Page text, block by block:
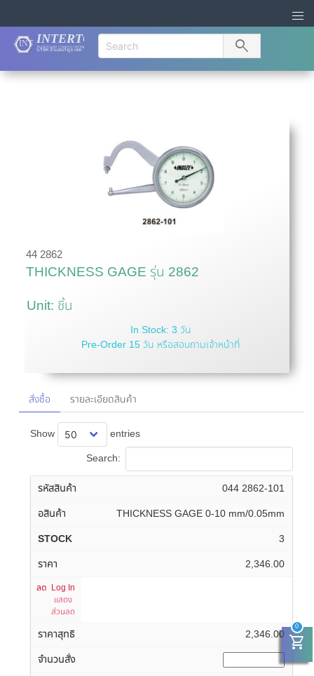
search
shopping_cart
0
44 2862
THICKNESS GAGE รุ่น 2862
Unit: ชิ้น
In Stock: 3 วัน
Pre-Order 15 วัน หรือสอบถามเจ้าหน้าที่
สั่งซื้อ รายละเอียดสินค้า
Show entries
Search:
044 2862-101
THICKNESS GAGE 0-10 mm/0.05mm
3
2,346.00
Log In
แสดง
ส่วนลด
2,346.00